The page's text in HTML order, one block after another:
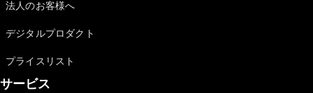
法人のお客様へ
デジタルプロダクト
プライスリスト
サービス